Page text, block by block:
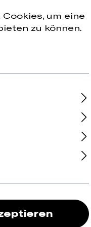
und
um eine
zu können.